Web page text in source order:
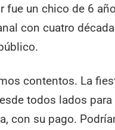
un chico de 6
con cuatro
contentos. La
todos lados
con su pago.